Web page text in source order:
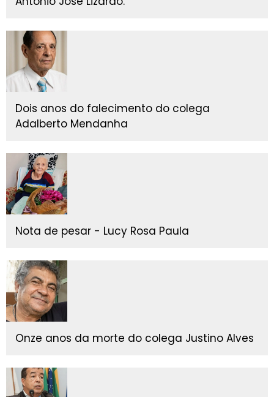
Dois anos do falecimento do colega
Adalberto Mendanha
Nota de pesar - Lucy Rosa Paula
Onze anos da morte do colega Justino Alves